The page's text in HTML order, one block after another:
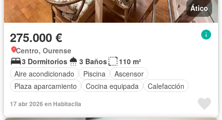
Ático
275.000 €
Centro, Ourense
3 Dormitorios
3 Baños
110 m²
Aire acondicionado
Piscina
Ascensor
Plaza aparcamiento
Cocina equipada Calefacción
17 abr 2026 en Habitaclia